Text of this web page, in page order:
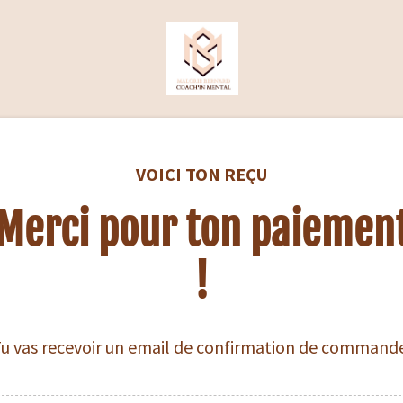
VOICI TON REÇU
pour ton
!
vas recevoir un email de confirmation de